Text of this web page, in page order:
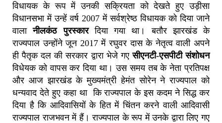
विधायक के रूप में उनकी सक्रियता को देखते हुए उड़ीसा
विधानसभा में उन्हें वर्ष 2007 में सर्वश्रेष्ठ विधायक को दिया जाने
वालानीलकंठ पुरस्कारदिया गया था। बतौर झारखंड के
राज्यपाल उन्होंने जून 2017 में रघुवर दास के नेतृत्व वाली अपने
ही पैतृक दल की सरकार द्वारा भेजे गएसीएनटी-एसपीटी संशोधन
विधेयक को वापस कर दिया था। उस समय तब के नेता प्रतिपक्ष
और आज झारखंड के मुख्यमंत्री हेमंत सोरेन ने राज्यपाल को
धन्यवाद देते हुए कहा था कि राज्यपाल के इस कदम ने सिद्ध कर
दिया है कि आदिवासियों के हित में चिंतन करने वाली आदिवासी
राज्यपाल राजभवन में हैं। राज्यपाल के रूप में उनके द्वारा लिए गए